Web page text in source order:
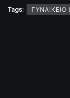
Tags: